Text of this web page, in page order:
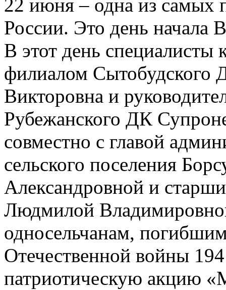
22 июня – одна из самых
России. Это день начала
В этот день специалисты
филиалом Сытобудского
Викторовна и
Рубежанского ДК
совместно с главой
сельского поселения
Александровной и
Людмилой
односельчанам,
Отечественной войны
патриотическую акцию